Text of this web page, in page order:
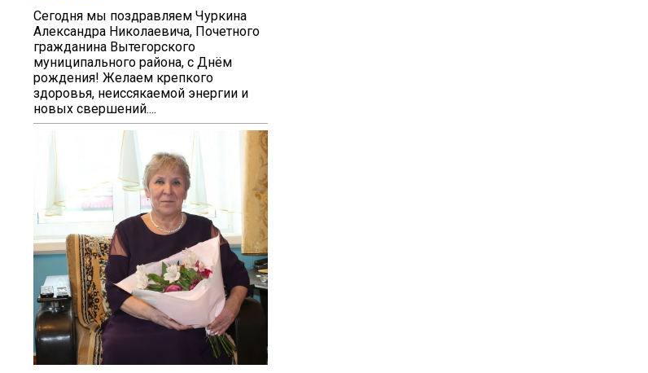
Сегодня мы поздравляем Чуркина
Александра Николаевича, Почетного
гражданина Вытегорского
муниципального района, с Днём
рождения! Желаем крепкого
здоровья, неиссякаемой энергии и
новых свершений....